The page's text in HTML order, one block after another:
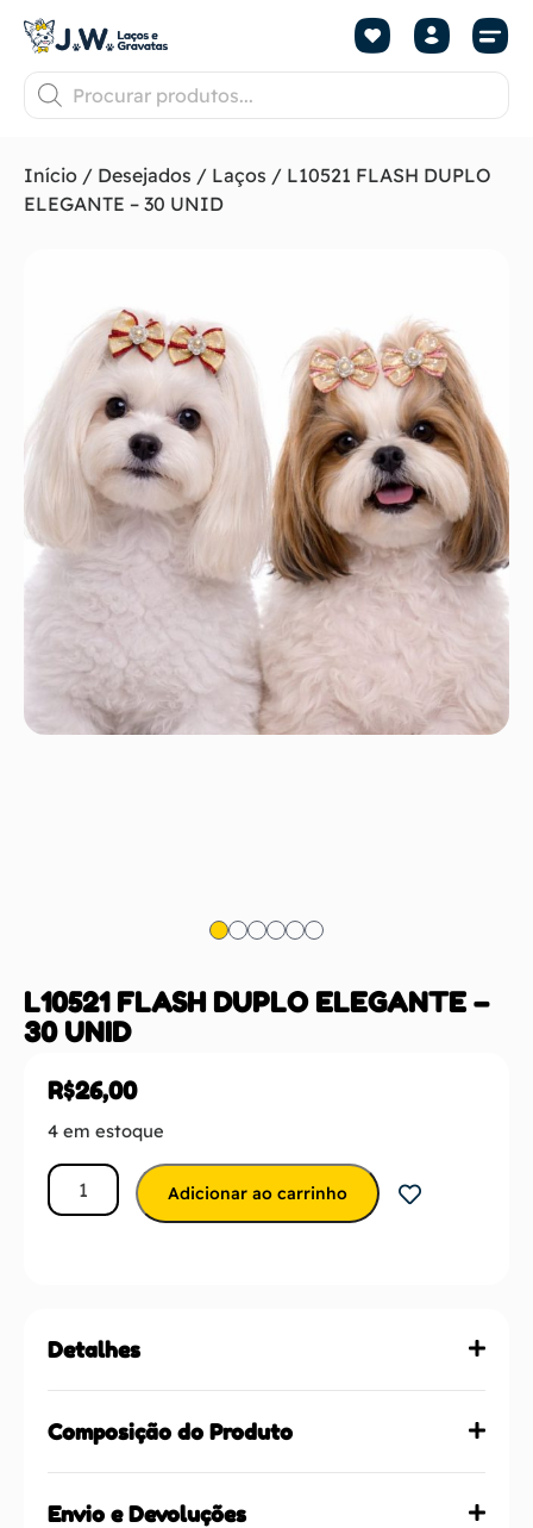
Início / Desejados / Laços / L10521 FLASH DUPLO
ELEGANTE – 30 UNID
L10521 FLASH DUPLO ELEGANTE –
30 UNID
R$26,00
4 em estoque
Adicionar ao carrinho
Detalhes
Composição do Produto
Envio e Devoluções